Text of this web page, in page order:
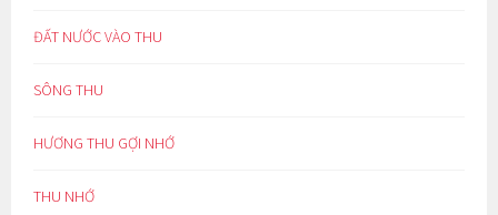
ĐẤT NƯỚC VÀO THU
SÔNG THU
HƯƠNG THU GỢI NHỚ
THU NHỚ